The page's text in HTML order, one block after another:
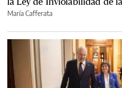
María Cafferata